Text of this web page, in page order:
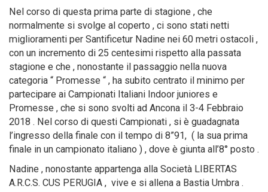
Nel corso di questa prima parte di stagione , che
normalmente si svolge al coperto , ci sono stati netti
miglioramenti per Santificetur Nadine nei 60 metri ostacoli ,
con un incremento di 25 centesimi rispetto alla passata
stagione e che , nonostante il passaggio nella nuova
categoria “ Promesse “ , ha subito centrato il minimo per
partecipare ai Campionati Italiani Indoor juniores e
Promesse , che si sono svolti ad Ancona il 3-4 Febbraio
2018 . Nel corso di questi Campionati , si è guadagnata
l’ingresso della finale con il tempo di 8”91, ( la sua prima
finale in un campionato italiano ) , dove è giunta all’8° posto .
Nadine , nonostante appartenga alla Società LIBERTAS
A.R.C.S. CUS PERUGIA , vive e si allena a Bastia Umbra .